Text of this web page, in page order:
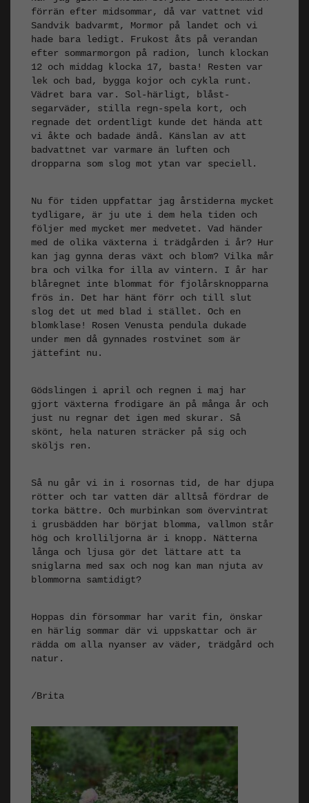
förrän efter midsommar, då var vattnet vid
Sandvik badvarmt, Mormor på landet och vi
hade bara ledigt. Frukost åts på verandan
efter sommarmorgon på radion, lunch klockan
12 och middag klocka 17, basta! Resten var
lek och bad, bygga kojor och cykla runt.
Vädret bara var. Sol-härligt, blåst-
segarväder, stilla regn-spela kort, och
regnade det ordentligt kunde det hända att
vi åkte och badade ändå. Känslan av att
badvattnet var varmare än luften och
dropparna som slog mot ytan var speciell.
Nu för tiden uppfattar jag årstiderna mycket
tydligare, är ju ute i dem hela tiden och
följer med mycket mer medvetet. Vad händer
med de olika växterna i trädgården i år? Hur
kan jag gynna deras växt och blom? Vilka mår
bra och vilka for illa av vintern. I år har
blåregnet inte blommat för fjolårsknopparna
frös in. Det har hänt förr och till slut
slog det ut med blad i stället. Och en
blomklase! Rosen Venusta pendula dukade
under men då gynnades rostvinet som är
jättefint nu.
Gödslingen i april och regnen i maj har
gjort växterna frodigare än på många år och
just nu regnar det igen med skurar. Så
skönt, hela naturen sträcker på sig och
sköljs ren.
Så nu går vi in i rosornas tid, de har djupa
rötter och tar vatten där alltså fördrar de
torka bättre. Och murbinkan som övervintrat
i grusbädden har börjat blomma, vallmon står
hög och krolliljorna är i knopp. Nätterna
långa och ljusa gör det lättare att ta
sniglarna med sax och nog kan man njuta av
blommorna samtidigt?
Hoppas din försommar har varit fin, önskar
en härlig sommar där vi uppskattar och är
rädda om alla nyanser av väder, trädgård och
natur.
/Brita